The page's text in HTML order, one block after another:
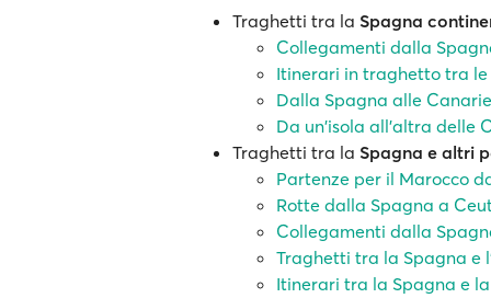
Traghetti tra la Spagna
Collegamenti dalla
Itinerari in traghetto tra
Dalla Spagna alle
Da un'isola all'altra delle
Traghetti tra la Spagna e altri
Partenze per il Marocco
Rotte dalla Spagna a
Collegamenti dalla
Traghetti tra la Spagna e
Itinerari tra la Spagna e